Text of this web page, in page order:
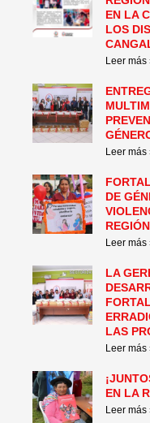
EN LA
LOS
Leer más
Leer más
DE
Leer más
LA
LAS
Leer más
EN LA
Leer más